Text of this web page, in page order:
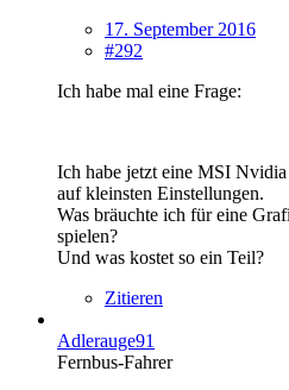
17. September 2016
#292
Ich habe mal eine Frage:
Ich habe jetzt eine MSI
auf kleinsten Einstellungen.
Was bräuchte ich für eine
spielen?
Und was kostet so ein Teil?
Zitieren
Adlerauge91
Fernbus-Fahrer